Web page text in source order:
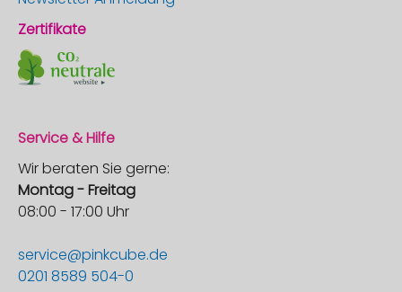
Zertifikate
Service & Hilfe
Wir beraten Sie gerne:
Montag - Freitag
08:00 - 17:00 Uhr
service@pinkcube.de
0201 8589 504-0